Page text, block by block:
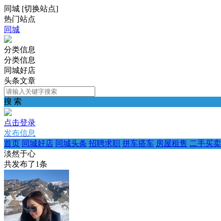
同城 [切换站点]
热门站点
同城
分类信息
分类信息
同城好店
头条文章
搜 索
点击登录
发布信息
首页 同城好店 同城头条 招聘求职 拼车搭车 房屋租售 二手买卖
淡然于心
共发布了1条